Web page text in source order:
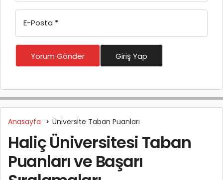
E-Posta *
Yorum Gönder Giriş Yap
Anasayfa Üniversite Taban Puanları
Haliç Üniversitesi Taban
Puanları ve Başarı